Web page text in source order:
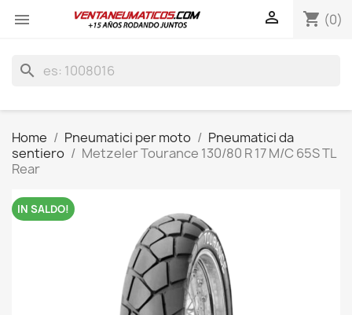
 shopping_cart (0)

search
Home Pneumatici per moto
Pneumatici da
sentiero
Metzeler Tourance 130/80 R 17 M/C 65S TL
Rear
IN SALDO!